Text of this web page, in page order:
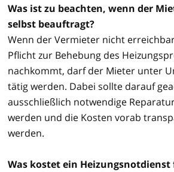
Was ist zu beachten, wenn der
selbst beauftragt?
Wenn der Vermieter nicht
Pflicht zur Behebung des
nachkommt, darf der Mieter unter
tätig werden. Dabei sollte darauf
ausschließlich notwendige
werden und die Kosten vorab
werden.
Was kostet ein